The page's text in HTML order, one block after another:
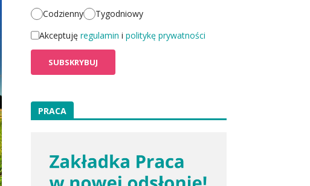
Codzienny
Tygodniowy
Akceptuję regulamin i politykę prywatności
PRACA